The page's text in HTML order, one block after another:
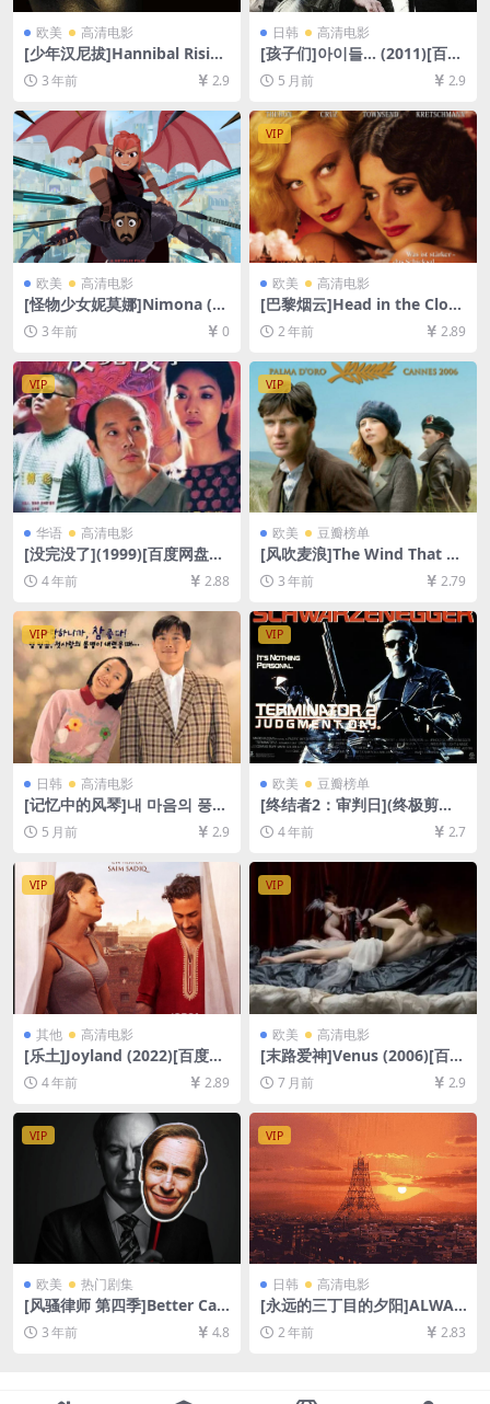
欧美 高清电影
[少年汉尼拔]Hannibal Rising
(2007)[百度网盘+迅雷云盘资
源1080P超清未删减][MP4/7
GB][中英字幕]
3 年前 2.9
日韩 高清电影
[孩子们]아이들… (2011)[百度
网盘+夸克网盘1080P超清未
删减资源][网盘在线播放/下
载][MP4/6.6GB][中文字幕]
5 月前 2.9
欧美 高清电影
[怪物少女妮莫娜]Nimona (20
23)[百度网盘+迅雷云盘资源1
080P超清未删减][MP4/2GB]
3 年前 0
VIP
欧美 高清电影
[巴黎烟云]Head in the Clou
ds (2004)[百度网盘+夸克网盘
1080P超清未删减资源][网盘
[中英字幕]
2 年前 2.89
VIP
华语 高清电影
[没完没了](1999)[百度网盘
+迅雷云盘资源1080P超清][M
P4/5.7GB][中文字幕]
4 年前 2.88
VIP
欧美 豆瓣榜单
[风吹麦浪]The Wind That Sh
akes the Barley (2006)[百度
网盘+夸克网盘1080P超清未
删减资源][网盘在线播放/下
载][MP4/8GB][中英字幕]
3 年前 2.79
VIP
日韩 高清电影
[记忆中的风琴]내 마음의 풍금
(1999)[百度网盘+夸克网盘10
80P超清未删减资源][网盘在
线播放/下载][MP4/7.4GB][中
文字幕]
5 月前 2.9
VIP
欧美 豆瓣榜单
[终结者2：审判日](终极剪辑
版)Terminator 2: Judgment
Day (1991)[百度网盘+迅雷云
盘资源1080P超清未删减][MP
4/11GB][中英字幕]
4 年前 2.7
VIP
其他 高清电影
[乐土]Joyland (2022)[百度网
盘+迅雷云盘资源1080P超清
未删减][MP4/8GB][中文字幕]
4 年前 2.89
VIP
欧美 高清电影
[末路爱神]Venus (2006)[百度
网盘+夸克网盘1080P超清未
删减资源][网盘在线播放/下
7 月前 2.9
VIP
欧美 热门剧集
[风骚律师 第四季]Better Call
Saul Season 4 (2018)[百度网
盘+迅雷云盘+阿里云盘资源10
3 年前 4.8
VIP
日韩 高清电影
[永远的三丁目的夕阳]ALWAY
S 三丁目の夕日 (2005)[百度
网盘+夸克网盘1080P超清未
2 年前 2.83